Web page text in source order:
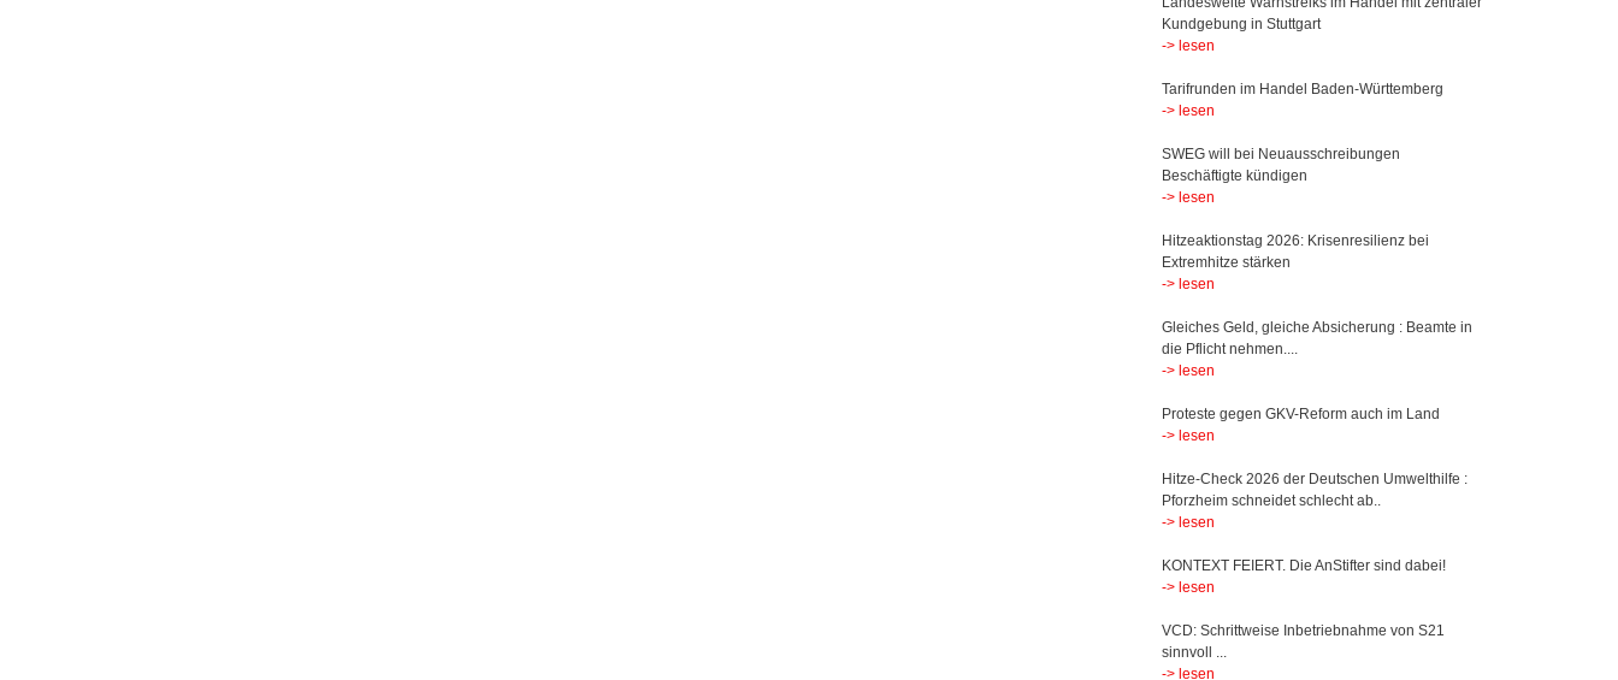
Kundgebung in Stuttgart
-> lesen
Tarifrunden im Handel Baden-Württemberg
-> lesen
SWEG will bei Neuausschreibungen
Beschäftigte kündigen
-> lesen
Hitzeaktionstag 2026: Krisenresilienz bei
Extremhitze stärken
-> lesen
Gleiches Geld, gleiche Absicherung : Beamte in
die Pflicht nehmen....
-> lesen
Proteste gegen GKV-Reform auch im Land
-> lesen
Hitze-Check 2026 der Deutschen Umwelthilfe :
Pforzheim schneidet schlecht ab..
-> lesen
KONTEXT FEIERT. Die AnStifter sind dabei!
-> lesen
VCD: Schrittweise Inbetriebnahme von S21
sinnvoll ...
-> lesen